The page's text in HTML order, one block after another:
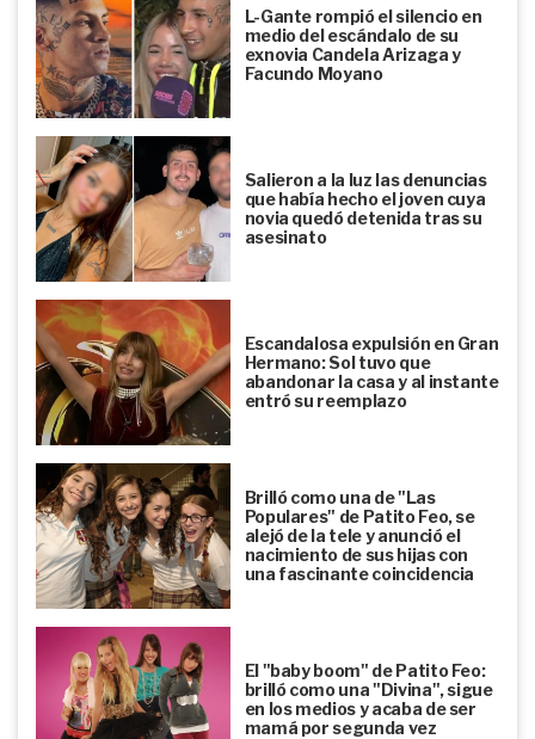
L-Gante rompió el silencio en
medio del escándalo de su
exnovia Candela Arizaga y
Facundo Moyano
Salieron a la luz las denuncias
que había hecho el joven cuya
novia quedó detenida tras su
asesinato
Escandalosa expulsión en Gran
Hermano: Sol tuvo que
abandonar la casa y al instante
entró su reemplazo
Brilló como una de "Las
Populares" de Patito Feo, se
alejó de la tele y anunció el
nacimiento de sus hijas con
una fascinante coincidencia
El "baby boom" de Patito Feo:
brilló como una "Divina", sigue
en los medios y acaba de ser
mamá por segunda vez